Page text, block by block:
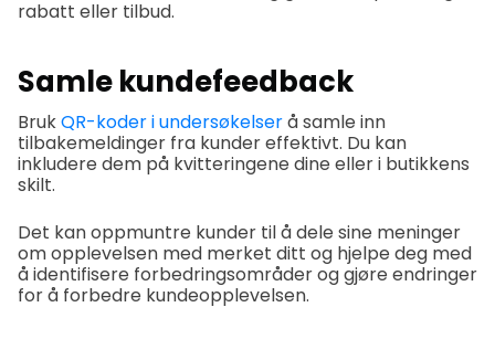
rabatt eller tilbud.
Samle kundefeedback
BrukQR-koder i undersøkelserå samle inn
tilbakemeldinger fra kunder effektivt. Du kan
inkludere dem på kvitteringene dine eller i butikkens
skilt.
Det kan oppmuntre kunder til å dele sine meninger
om opplevelsen med merket ditt og hjelpe deg med
å identifisere forbedringsområder og gjøre endringer
for å forbedre kundeopplevelsen.